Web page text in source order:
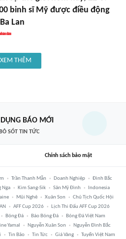
binh sĩ Mỹ được điều động
Lan
XEM THÊM
BÁO MỚI
SÓT TIN TỨC
Chính sách bảo mật
Trần Thanh Mẫn Doanh Nghiệp
Đình Bắc
Nga Kim Sang-Sik Sân Mỹ Đình
Indonesia
Mũi Nghê Xuân Son
Chủ Tịch Quốc Hội
AFF Cup 2026
Lịch Thi Đấu AFF Cup 2026
Bóng Đá Báo Bóng Đá
Bóng Đá Việt Nam
Yamal Nguyễn Xuân Son
Nguyễn Đình Bắc
Tin Bão Tin Tức Giá Vàng Tuyển Việt Nam